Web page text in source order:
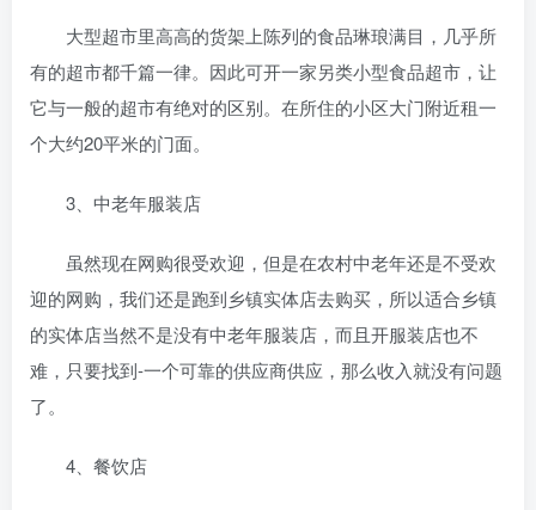
大型超市里高高的货架上陈列的食品琳琅满目，几乎所
有的超市都千篇一律。因此可开一家另类小型食品超市，让
它与一般的超市有绝对的区别。在所住的小区大门附近租一
个大约20平米的门面。
3、中老年服装店
虽然现在网购很受欢迎，但是在农村中老年还是不受欢
迎的网购，我们还是跑到乡镇实体店去购买，所以适合乡镇
的实体店当然不是没有中老年服装店，而且开服装店也不
难，只要找到-一个可靠的供应商供应，那么收入就没有问题
了。
4、餐饮店